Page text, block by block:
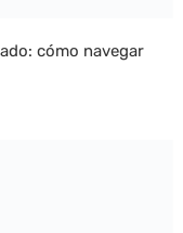
cómo navegar